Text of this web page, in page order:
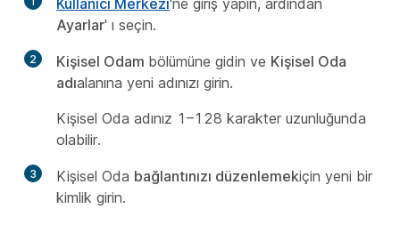
Kullanıcı Merkezi'ne giriş yapın, ardından
Ayarlar' ı seçin.
2 Kişisel Odam bölümüne gidin ve Kişisel Oda
adıalanına yeni adınızı girin.
Kişisel Oda adınız 1–128 karakter uzunluğunda
olabilir.
3 Kişisel Oda bağlantınızı düzenlemekiçin yeni bir
kimlik girin.